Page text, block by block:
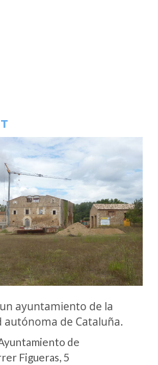
ayuntamiento de la
autónoma de Cataluña.
de
Figueras, 5